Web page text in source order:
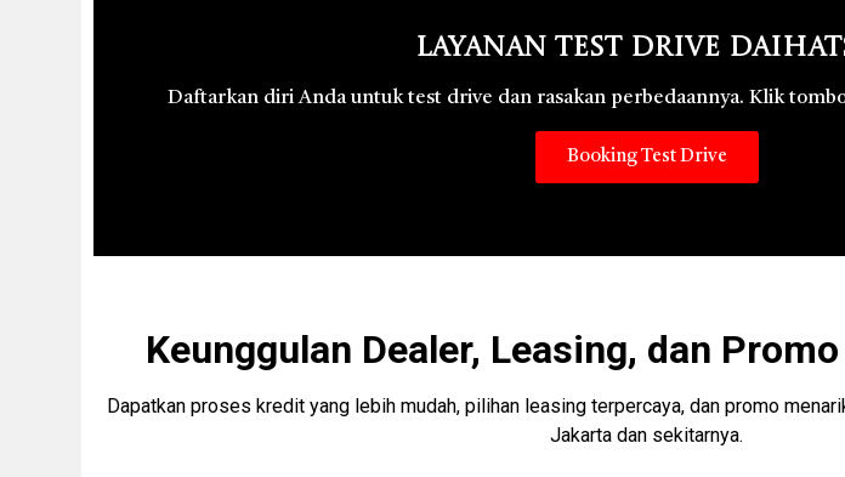
Layanan Test Drive
Daftarkan diri Anda untuk test drive dan rasakan perbedaannya. Klik
Booking Test Drive
Keunggulan Dealer, Leasing, dan
Dapatkan proses kredit yang lebih mudah, pilihan leasing terpercaya, dan promo
Jakarta dan sekitarnya.